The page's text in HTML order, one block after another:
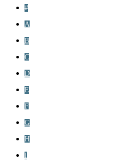
#
A
B
C
D
E
F
G
H
I